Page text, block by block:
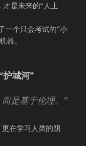
是未来的“人上
一个只会考试的“小
器。
护城河”
是基于伦理。”
在学习人类的阴